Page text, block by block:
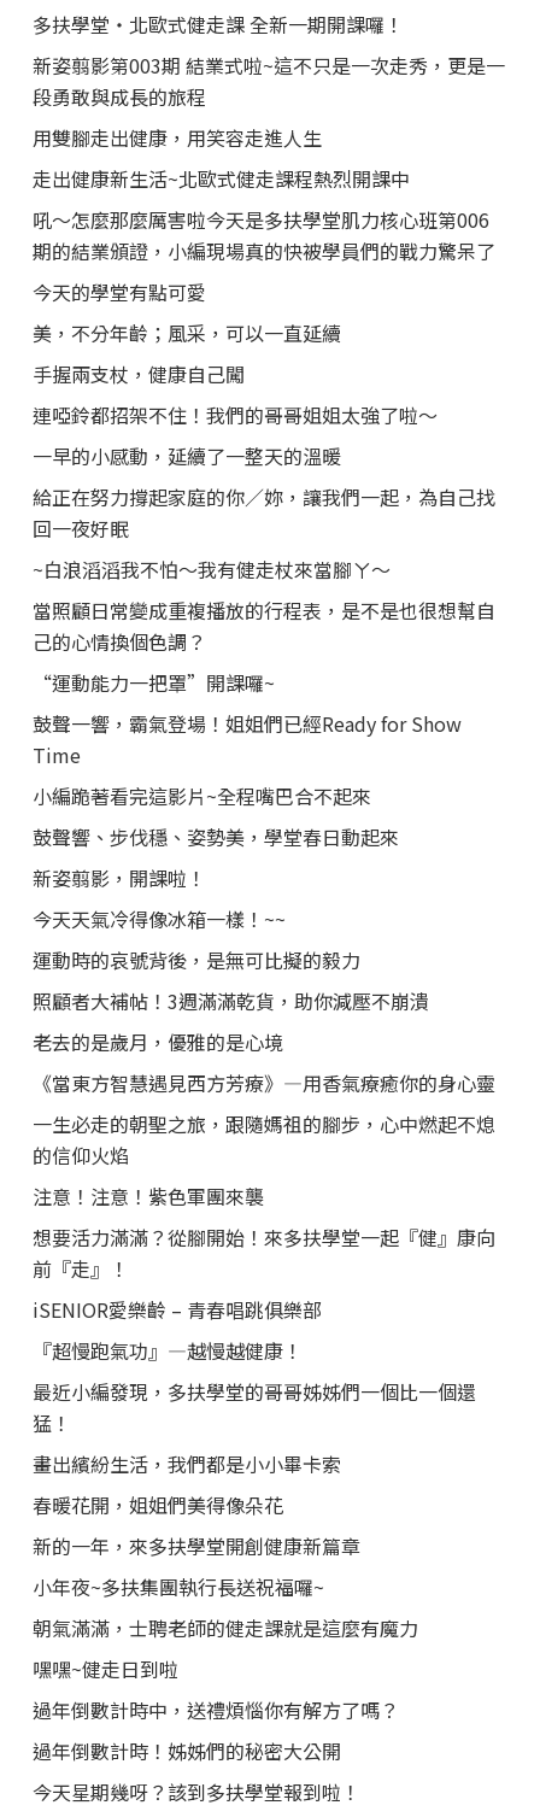
多扶學堂・北歐式健走課 全新一期開課囉！
新姿翦影第003期 結業式啦~這不只是一次走秀，更是一
段勇敢與成長的旅程
用雙腳走出健康，用笑容走進人生
走出健康新生活~北歐式健走課程熱烈開課中
吼～怎麼那麼厲害啦今天是多扶學堂肌力核心班第006
期的結業頒證，小編現場真的快被學員們的戰力驚呆了
今天的學堂有點可愛
美，不分年齡；風采，可以一直延續
手握兩支杖，健康自己闖
連啞鈴都招架不住！我們的哥哥姐姐太強了啦～
一早的小感動，延續了一整天的溫暖
給正在努力撐起家庭的你／妳，讓我們一起，為自己找
回一夜好眠
~白浪滔滔我不怕～我有健走杖來當腳ㄚ～
當照顧日常變成重複播放的行程表，是不是也很想幫自
己的心情換個色調？
“運動能力一把罩”開課囉~
鼓聲一響，霸氣登場！姐姐們已經Ready for Show
Time
小編跪著看完這影片~全程嘴巴合不起來
鼓聲響、步伐穩、姿勢美，學堂春日動起來
新姿翦影，開課啦！
今天天氣冷得像冰箱一樣！~~
運動時的哀號背後，是無可比擬的毅力
照顧者大補帖！3週滿滿乾貨，助你減壓不崩潰
老去的是歲月，優雅的是心境
《當東方智慧遇見西方芳療》—用香氣療癒你的身心靈
一生必走的朝聖之旅，跟隨媽祖的腳步，心中燃起不熄
的信仰火焰
注意！注意！紫色軍團來襲
想要活力滿滿？從腳開始！來多扶學堂一起『健』康向
前『走』！
iSENIOR愛樂齡 – 青春唱跳俱樂部
『超慢跑氣功』—越慢越健康！
最近小編發現，多扶學堂的哥哥姊姊們一個比一個還
猛！
畫出繽紛生活，我們都是小小畢卡索
春暖花開，姐姐們美得像朵花
新的一年，來多扶學堂開創健康新篇章
小年夜~多扶集團執行長送祝福囉~
朝氣滿滿，士聘老師的健走課就是這麼有魔力
嘿嘿~健走日到啦
過年倒數計時中，送禮煩惱你有解方了嗎？
過年倒數計時！姊姊們的秘密大公開
今天星期幾呀？該到多扶學堂報到啦！